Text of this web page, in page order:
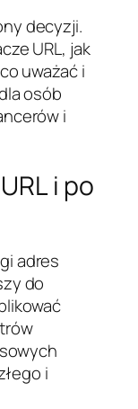
decyzji.
URL, jak
uważać i
osób
i
i po
adres
do
i